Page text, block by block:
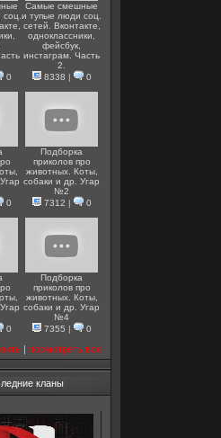
0
Самые смешные
и тупые люди соц.
сетей. Вконтакте,
одноклассники,
фейсбук,
инстаграм. Часть
2.
8338 | 0
0
Подборка
приколов про
животных. Коты,
собаки и др. Угар
№2
7312 | 0
0
Подборка
приколов про
животных. Коты,
собаки и др. Угар
№4
7355 | 0
| посмотреть все
кланы